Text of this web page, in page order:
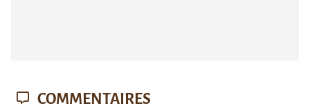
COMMENTAIRES